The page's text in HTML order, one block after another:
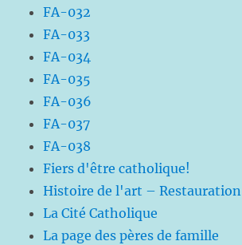
FA-032
FA-033
FA-034
FA-035
FA-036
FA-037
FA-038
Fiers d'être catholique!
Histoire de l'art – Restauration
La Cité Catholique
La page des pères de famille